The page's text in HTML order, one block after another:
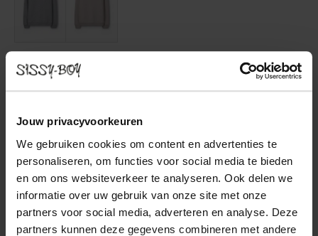
Jouw privacyvoorkeuren
We gebruiken cookies om content en advertenties te
personaliseren, om functies voor social media te bieden
en om ons websiteverkeer te analyseren. Ook delen we
informatie over uw gebruik van onze site met onze
partners voor social media, adverteren en analyse. Deze
partners kunnen deze gegevens combineren met andere
Kies jouw maat
BEKIJK WINKELVOORRAAD
Gratis verzending naar winkel